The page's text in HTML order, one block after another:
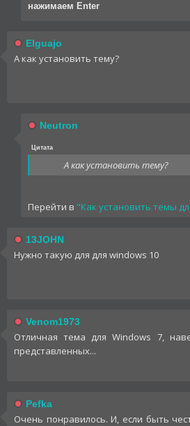
нажимаем Enter
Elguajo
А как установить тему?
Neutron
Цитата
А как установить тему?
Перейти в "Как установить темы
13JOHN
Нужно такую для для windows 10
Venom1973
Отличная тема для Windows 7,
представленных...
Pefka
Очень понравилось. И, если быть